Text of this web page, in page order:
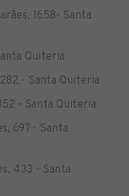
1658- Santa
Quiteria
- Santa Quiteria
- Santa Quiteria
697 - Santa
433 - Santa